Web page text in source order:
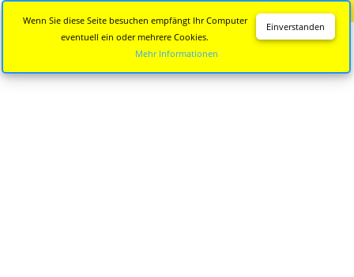
Einverstanden
Wenn Sie diese Seite besuchen empfängt Ihr Computer
eventuell ein oder mehrere Cookies.
Mehr Informationen